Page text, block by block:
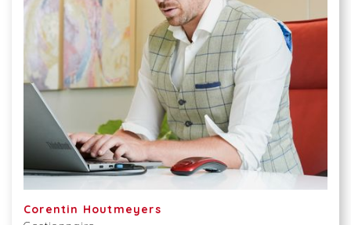
Corentin Houtmeyers